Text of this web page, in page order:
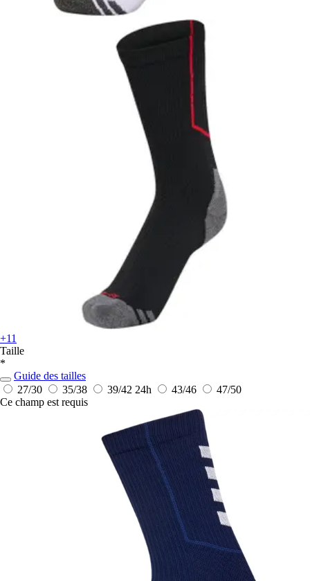
+11
Taille
*
Guide des tailles
27/30
35/38 39/42 24h 43/46
47/50
Ce champ est requis